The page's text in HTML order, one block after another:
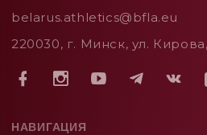
belarus.athletics@bfla.eu
220030, г. Минск, ул.
НАВИГАЦИЯ